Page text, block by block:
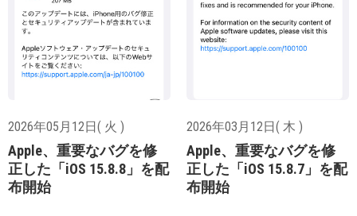
2026年05月12日( 火 )
Apple、重要なバグを修
正した「iOS 15.8.8」を配
布開始
2026年03月12日( 木 )
Apple、重要なバグを修
正した「iOS 15.8.7」を配
布開始